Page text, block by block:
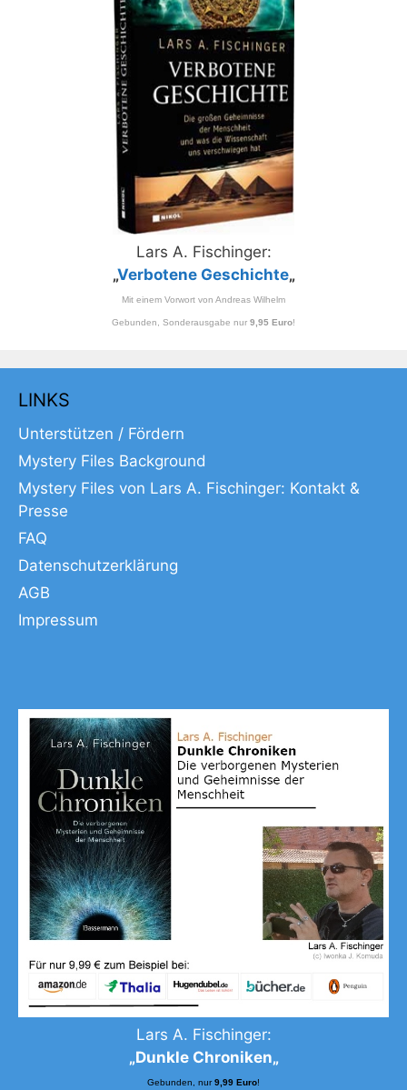
Lars A. Fischinger:
„Verbotene Geschichte„
Mit einem Vorwort von Andreas Wilhelm
Gebunden, Sonderausgabe nur 9,95 Euro!
LINKS
Unterstützen / Fördern
Mystery Files Background
Mystery Files von Lars A. Fischinger: Kontakt &
Presse
FAQ
Datenschutzerklärung
AGB
Impressum
Lars A. Fischinger:
„Dunkle Chroniken„
Gebunden, nur9,99 Euro!